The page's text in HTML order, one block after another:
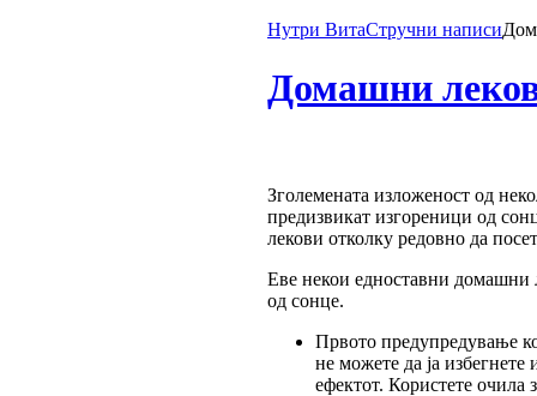
Нутри ВитаСтручни написи
Домашни
Зголемената изложеност од
предизвикат изгореници од
лекови отколку редовно да
Еве некои едноставни домашни
од сонце.
Првото предупредување
не можете да ја
ефектот. Користете